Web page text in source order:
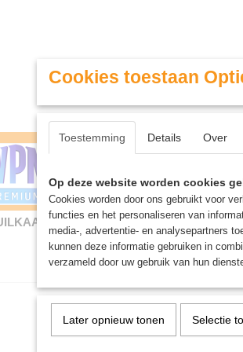
Contact &
MINIATURE GAMING
Cookies toestaan
Toestemming Details Over
Op deze website worden cookies
Cookies worden door ons gebruikt voor
functies en het personaliseren van
media-, advertentie- en analysepartners
kunnen deze informatie gebruiken in
verzameld door uw gebruik van hun
Later opnieuw tonen Selectie